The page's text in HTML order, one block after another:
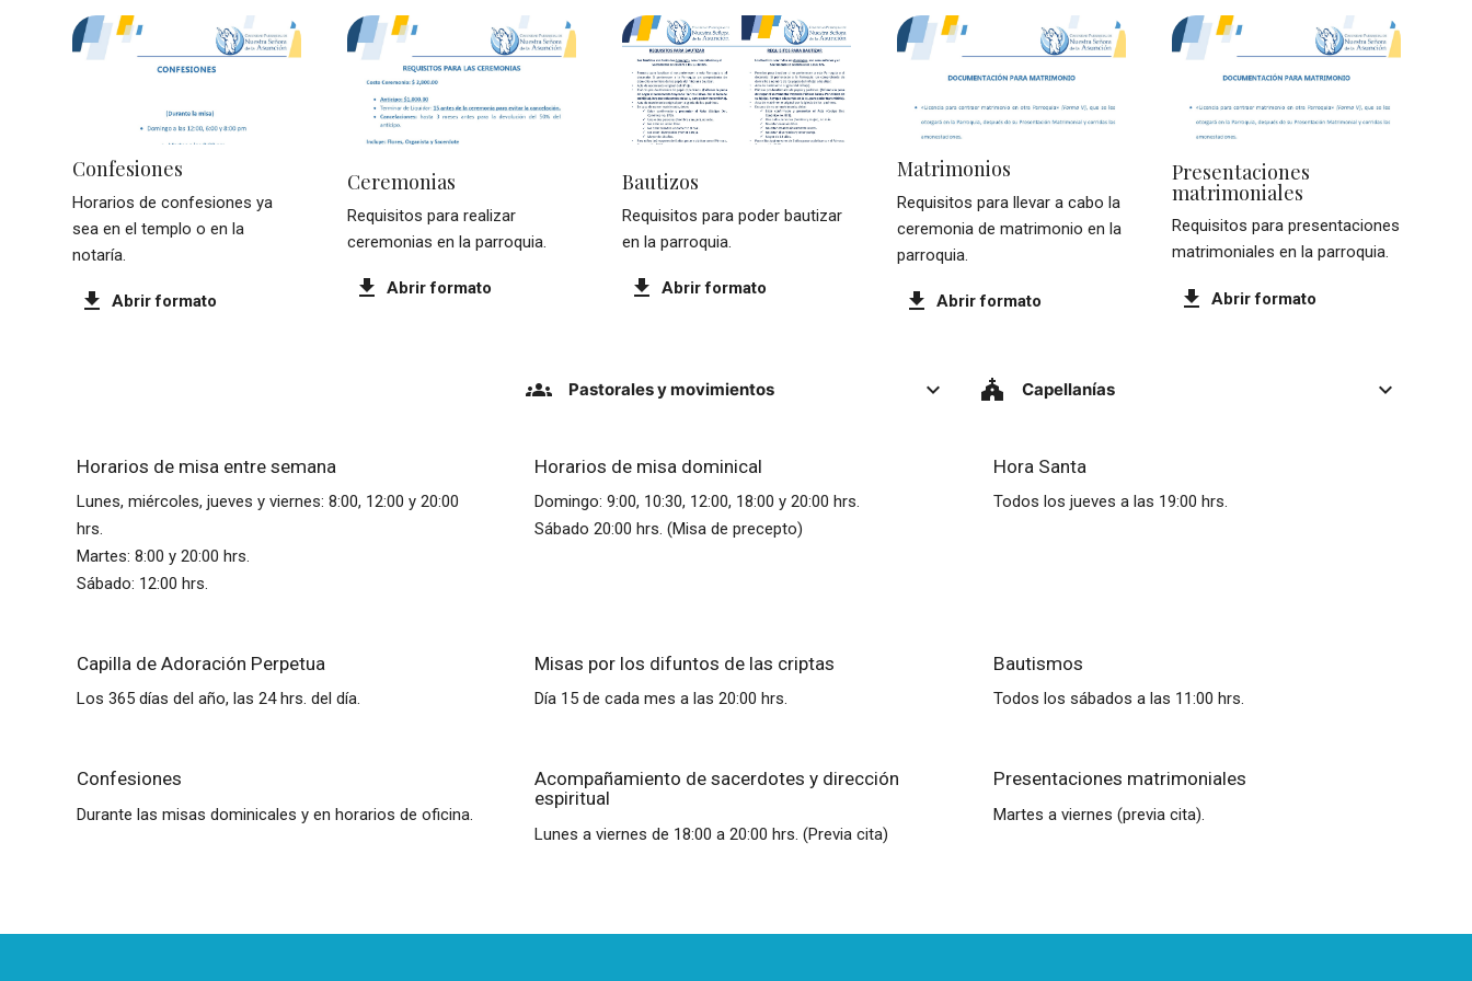
Confesiones
Horarios de confesiones ya
sea en el templo o en la
notaría.
download Abrir formato
Ceremonias
Requisitos para realizar
ceremonias en la parroquia.
download Abrir formato
Bautizos
Requisitos para poder bautizar
en la parroquia.
download Abrir formato
Matrimonios
Requisitos para llevar a cabo la
ceremonia de matrimonio en la
parroquia.
download Abrir formato
Presentaciones
matrimoniales
Requisitos para presentaciones
matrimoniales en la parroquia.
download Abrir formato
groups Pastorales y movimientos expand_more church Capellanías expand_more
Horarios de misa entre semana
Lunes, miércoles, jueves y viernes: 8:00, 12:00 y 20:00
hrs.
Martes: 8:00 y 20:00 hrs.
Sábado: 12:00 hrs.
Horarios de misa dominical
Domingo: 9:00, 10:30, 12:00, 18:00 y 20:00 hrs.
Sábado 20:00 hrs. (Misa de precepto)
Hora Santa
Todos los jueves a las 19:00 hrs.
Capilla de Adoración Perpetua
Los 365 días del año, las 24 hrs. del día.
Misas por los difuntos de las criptas
Día 15 de cada mes a las 20:00 hrs.
Bautismos
Todos los sábados a las 11:00 hrs.
Confesiones
Durante las misas dominicales y en horarios de oficina.
Acompañamiento de sacerdotes y dirección
espiritual
Lunes a viernes de 18:00 a 20:00 hrs. (Previa cita)
Presentaciones matrimoniales
Martes a viernes (previa cita).